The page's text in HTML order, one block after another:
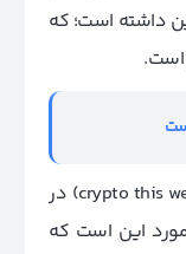
داشته است؛ که
است.
گودمن در وبینار کریپتو دیس ویک (crypto this week) در
مورد این است که